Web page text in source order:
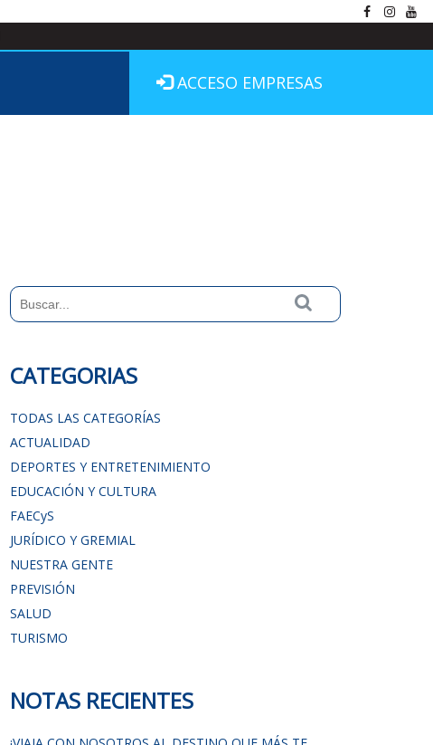
ACCESO EMPRESAS
CATEGORIAS
TODAS LAS CATEGORÍAS
ACTUALIDAD
DEPORTES Y ENTRETENIMIENTO
EDUCACIÓN Y CULTURA
FAECyS
JURÍDICO Y GREMIAL
NUESTRA GENTE
PREVISIÓN
SALUD
TURISMO
NOTAS RECIENTES